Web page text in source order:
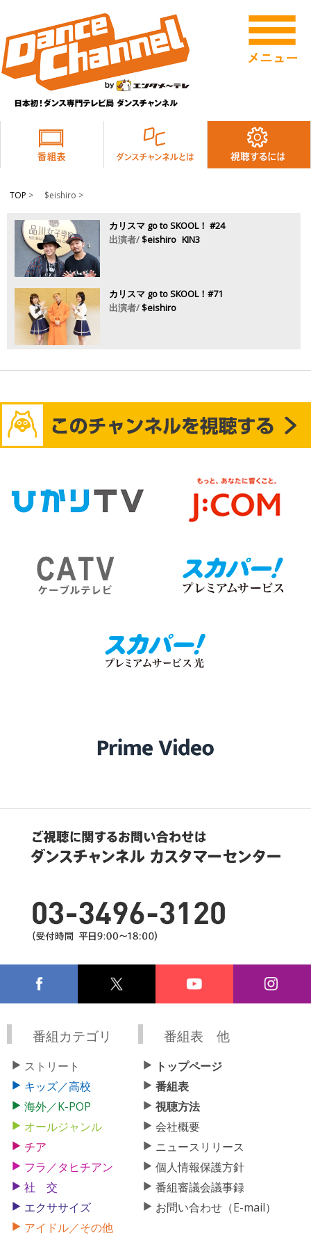
TOP > $eishiro >
カリスマ go to SKOOL！ #24
出演者/$eishiro KIN3
カリスマ go to SKOOL！#71
出演者/$eishiro
番組カテゴリ
ストリート
キッズ／高校
海外／K-POP
オールジャンル
チア
フラ／タヒチアン
社 交
エクササイズ
アイドル／その他
番組表 他
トップページ
番組表
視聴方法
会社概要
ニュースリリース
個人情報保護方針
番組審議会議事録
お問い合わせ（E-mail）